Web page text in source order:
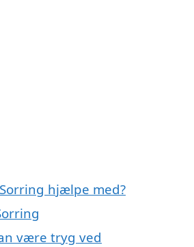
hjælpe med?
være tryg ved